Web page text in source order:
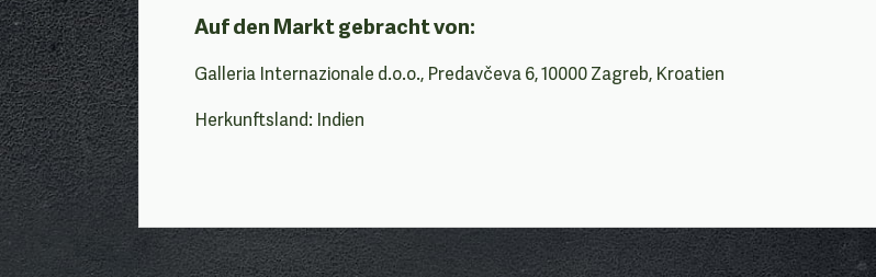
Auf den Markt gebracht von:
Galleria Internazionale d.o.o., Predavčeva 6, 10000 Zagreb, Kroatien
Herkunftsland: Indien